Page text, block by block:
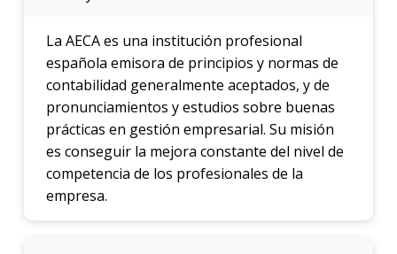
La AECA es una institución profesional
española emisora de principios y normas de
contabilidad generalmente aceptados, y de
pronunciamientos y estudios sobre buenas
prácticas en gestión empresarial. Su misión
es conseguir la mejora constante del nivel de
competencia de los profesionales de la
empresa.